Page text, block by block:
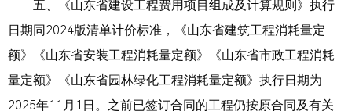
五、《山东省建设工程费用项目组成及计算规则》执行
日期同2024版清单计价标准，《山东省建筑工程消耗量定
额》《山东省安装工程消耗量定额》《山东省市政工程消耗
量定额》《山东省园林绿化工程消耗量定额》执行日期为
2025年11月1日。之前已签订合同的工程仍按原合同及有关